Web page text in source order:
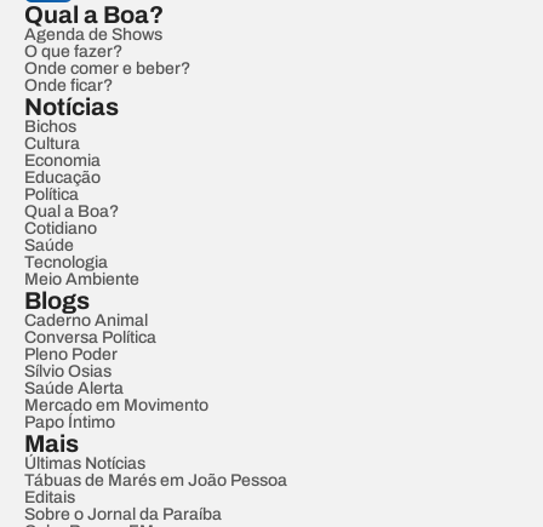
Qual a Boa?
Agenda de Shows
O que fazer?
Onde comer e beber?
Onde ficar?
Notícias
Bichos
Cultura
Economia
Educação
Política
Qual a Boa?
Cotidiano
Saúde
Tecnologia
Meio Ambiente
Blogs
Caderno Animal
Conversa Política
Pleno Poder
Sílvio Osias
Saúde Alerta
Mercado em Movimento
Papo Íntimo
Mais
Últimas Notícias
Tábuas de Marés em João Pessoa
Editais
Sobre o Jornal da Paraíba